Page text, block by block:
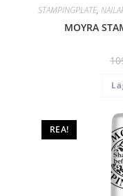
STAMPINGPLATE,
MOYRA
REA!